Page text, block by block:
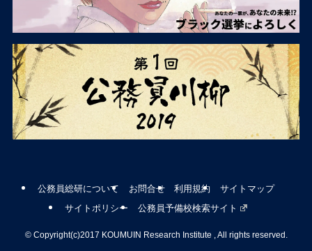
公務員総研について お問合せ 利用規約
サイトマップ
サイトポリシー
公務員予備校検索サイト
©Copyright(c)2017 KOUMUIN Research Institute , All rights reserved.